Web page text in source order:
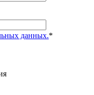
данных.*